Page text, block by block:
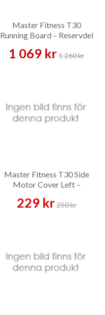
Master Fitness T30
Running Board – Reservdel
1 069 kr1 260 kr
Master Fitness T30 Side
Motor Cover Left –
229 kr250 kr